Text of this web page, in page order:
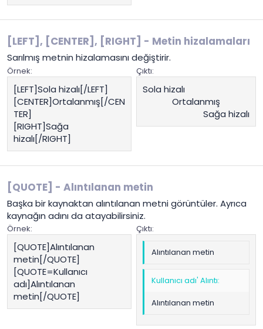
[LEFT], [CENTER], [RIGHT] - Metin hizalamaları
Sarılmış metnin hizalamasını değiştirir.
Örnek:
[LEFT]Sola hizalı[/LEFT]
[CENTER]Ortalanmış[/CEN
TER]
[RIGHT]Sağa
hizalı[/RIGHT]
Çıktı:
Sola hizalı​
Ortalanmış​
Sağa hizalı​
[QUOTE] - Alıntılanan metin
Başka bir kaynaktan alıntılanan metni görüntüler. Ayrıca
kaynağın adını da atayabilirsiniz.
Örnek:
[QUOTE]Alıntılanan
metin[/QUOTE]
[QUOTE=Kullanıcı
adı]Alıntılanan
metin[/QUOTE]
Çıktı:
Alıntılanan metin
Kullanıcı adı' Alıntı:
Alıntılanan metin